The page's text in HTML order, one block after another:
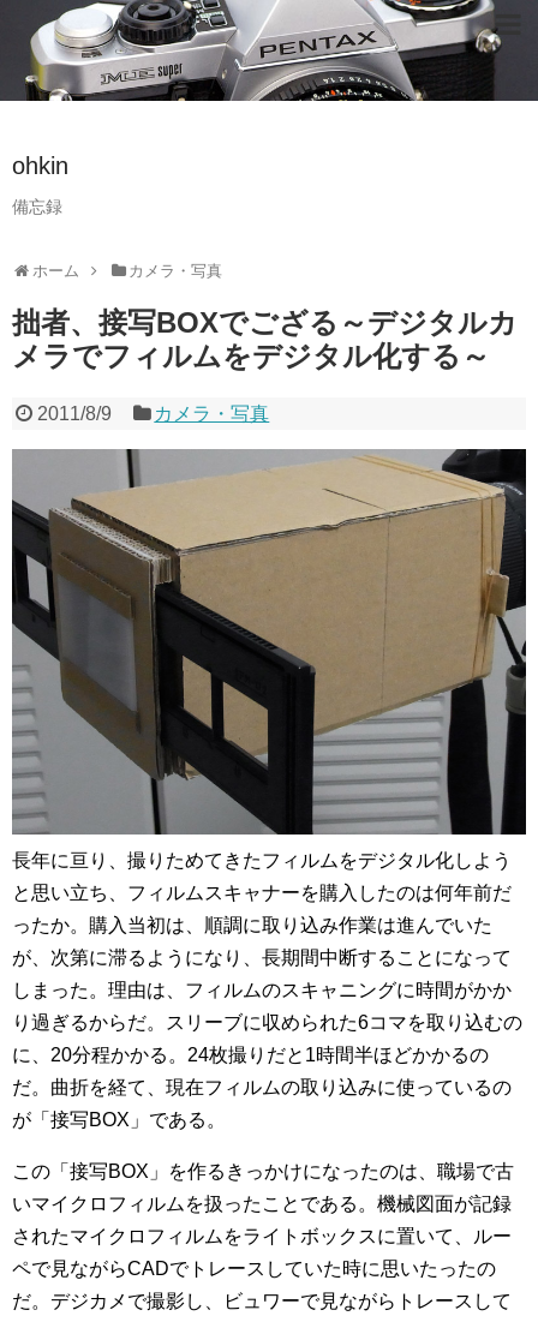
ohkin
備忘録
ホーム カメラ・写真
拙者、接写BOXでござる～デジタルカ
メラでフィルムをデジタル化する～
2011/8/9 カメラ・写真
長年に亘り、撮りためてきたフィルムをデジタル化しよう
と思い立ち、フィルムスキャナーを購入したのは何年前だ
ったか。購入当初は、順調に取り込み作業は進んでいた
が、次第に滞るようになり、長期間中断することになって
しまった。 理由は、フィルムのスキャニングに時間がかか
り過ぎるからだ。スリーブに収められた6コマを取り込むの
に、20分程かかる。24枚撮りだと1時間半ほどかかるの
だ。曲折を経て、現在フィルムの取り込みに使っているの
が「接写BOX」である。
この「接写BOX」を作るきっかけになったのは、職場で古
いマイクロフィルムを扱ったことである。機械図面が記録
されたマイクロフィルムをライトボックスに置いて、ルー
ペで見ながらCADでトレースしていた時に思いたったの
だ。デジカメで撮影し、ビュワーで見ながらトレースして